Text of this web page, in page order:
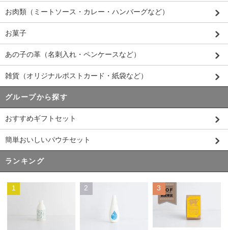
お肉類（ミートソース・カレー・ハンバーグなど）
お菓子
あの子の革（名刺入れ・ペンケースなど）
雑貨（オリジナルポストカード・紙袋など）
グループから探す
おすすめギフトセット
簡単おいしいパウチセット
ランキング
1 2 3